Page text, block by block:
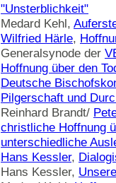
"Unsterblichkeit"
Medard Kehl,
Wilfried Härle,
Generalsynode der
Hoffnung über den
Deutsche
Pilgerschaft und
Reinhard Brandt/
christliche Hoffnung
unterschiedliche
Hans Kessler,
Hans Kessler,